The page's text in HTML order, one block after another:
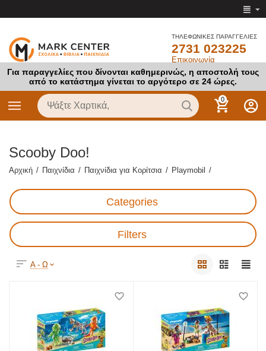
ΤΗΛΕΦΩΝΙΚΕΣ ΠΑΡΑΓΓΕΛΙΕΣ
2731 023225
Επικοινωνία
Για παραγγελίες που δίνονται καθημερινώς, η αποστολή τους
από το κατάστημα γίνεται το αργότερο σε 24 ώρες.
0
Scooby Doo!
Αρχική / Παιχνίδια / Παιχνίδια για Κορίτσια / Playmobil /
Categories
Filters
Α - Ω